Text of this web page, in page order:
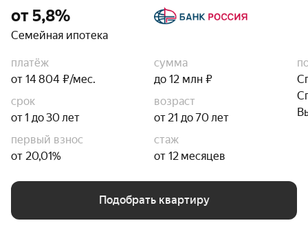
от 5,8%
Семейная ипотека
платёж
от 14 804 ₽/мес.
сумма
до 12 млн ₽
срок
от 1 до 30 лет
возраст
от 21 до 70 лет
первый взнос
от 20,01%
стаж
от 12 месяцев
Подобрать квартиру